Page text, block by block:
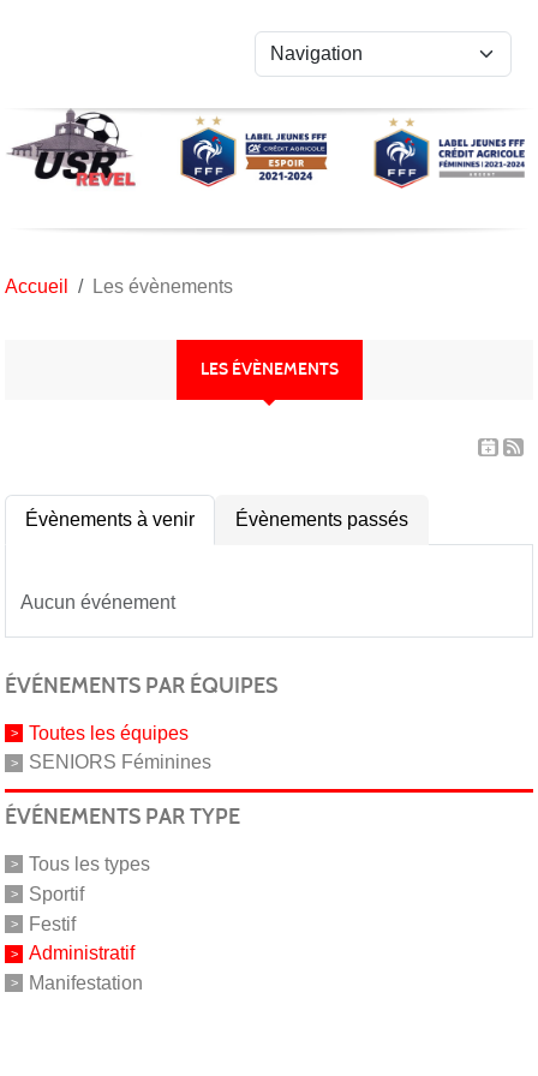
Accueil Les évènements
LES ÉVÈNEMENTS
Évènements à venir Évènements passés
Aucun événement
ÉVÉNEMENTS PAR ÉQUIPES
Toutes les équipes
SENIORS Féminines
ÉVÉNEMENTS PAR TYPE
Tous les types
Sportif
Festif
Administratif
Manifestation